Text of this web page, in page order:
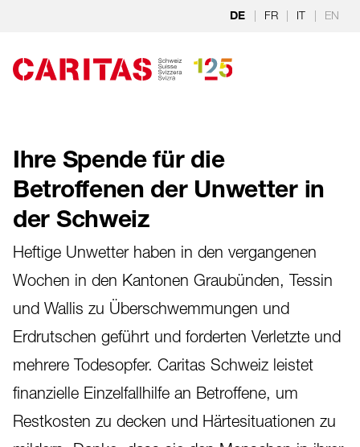
Zum Hauptinhalt springen
DE | FR | IT | EN
Ihre Spende für die
Betroffenen der Unwetter in
der Schweiz
Heftige Unwetter haben in den vergangenen
Wochen in den Kantonen Graubünden, Tessin
und Wallis zu Überschwemmungen und
Erdrutschen geführt und forderten Verletzte und
mehrere Todesopfer. Caritas Schweiz leistet
finanzielle Einzelfallhilfe an Betroffene, um
Restkosten zu decken und Härtesituationen zu